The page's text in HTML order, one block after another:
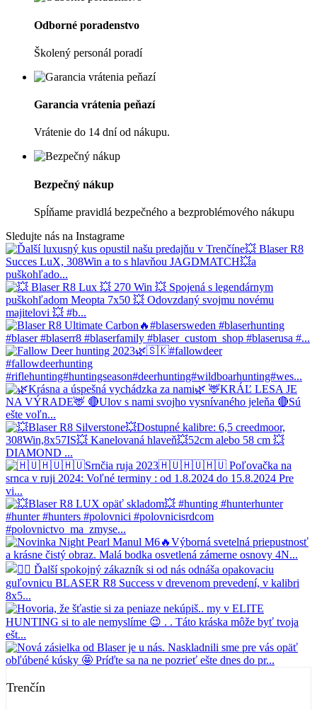
Odborné poradenstvo
Školený personál poradí
Garancia vrátenia peňazí
Vrátenie do 14 dní od nákupu.
Bezpečný nákup
Spĺňame pravidlá bezpečného a bezproblémového nákupu
Sledujte nás na Instagrame
Trenčín